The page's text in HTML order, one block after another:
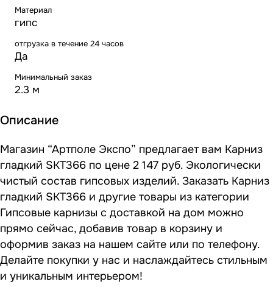
Материал
гипс
отгрузка в течение 24 часов
Да
Минимальный заказ
2.3 м
Описание
Магазин “Артполе Экспо” предлагает вам Карниз
гладкий SKT366 по цене 2 147 руб. Экологически
чистый состав гипсовых изделий. Заказать Карниз
гладкий SKT366 и другие товары из категории
Гипсовые карнизы с доставкой на дом можно
прямо сейчас, добавив товар в корзину и
оформив заказ на нашем сайте или по телефону.
Делайте покупки у нас и наслаждайтесь стильным
и уникальным интерьером!